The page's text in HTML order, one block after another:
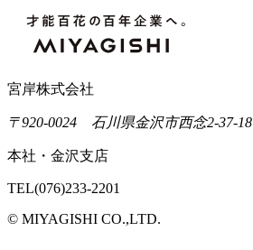
宮岸株式会社
〒920-0024 石川県金沢市西念2-37-18
本社・金沢支店
TEL(076)233-2201
© MIYAGISHI CO.,LTD.